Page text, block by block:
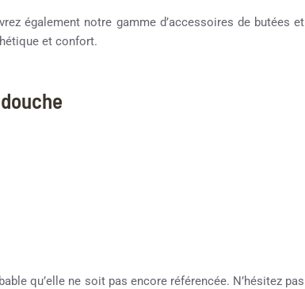
également notre gamme d’accessoires de butées et
et confort.
qu’elle ne soit pas encore référencée. N’hésitez pas